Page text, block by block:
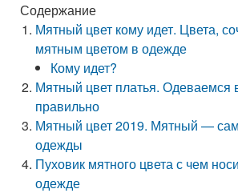
Содержание
Мятный цвет кому идет. Цвета,
мятным цветом в одежде
Кому идет?
Мятный цвет платья. Одеваемся
правильно
Мятный цвет 2019. Мятный —
одежды
Пуховик мятного цвета с чем
одежде